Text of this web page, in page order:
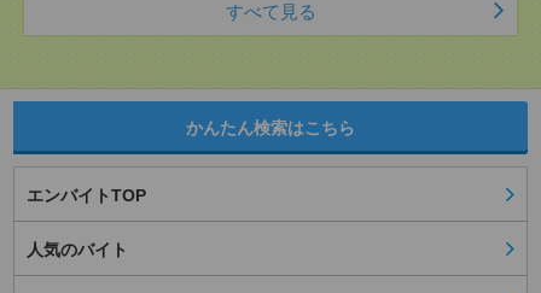
すべて見る
かんたん検索はこちら
エンバイトTOP
人気のバイト